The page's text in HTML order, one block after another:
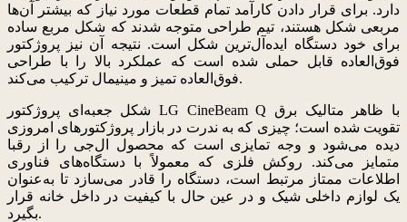
دارد. برای قرار دادن کارآمد تمام قطعات مورد نیاز که بیشتر آن‌ها
مربعی شکل هستند، تیم طراحی متوجه شدند که شکل مربع ساده
برای خود دستگاه ایده‌آل‌ترین شکل است. نتیجه آن نیز پروژکتور
فوق‌العاده قابل حملی شده است که عملکرد بالا را با طراحی
فوق‌العاده تمیز و مینیمال ترکیب می‌کند.
شکل جعبه‌ای پروژکتور LG CineBeam Q با ظاهر متالیک برق
تقویت شده است؛ چیزی که به ندرت در بازار پروژکتورهای امروزی
دیده می‌شود و وجه تمایزی است که محصول ال‌جی را از رقبا
متمایز می‌کند. روکش فلزی که معمولاً با دستگاه‌های فناوری
اطلاعات ممتاز مرتبط است، دستگاه را قادر می‌سازد تا به‌عنوان
یک لوازم داخلی شیک و در عین حال با کیفیت در داخل خانه قرار
بگیرد.